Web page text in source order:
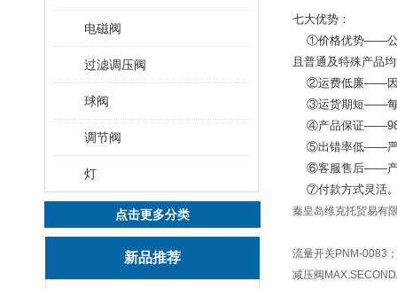
电磁阀
过滤调压阀
球阀
调节阀
灯
点击更多分类
新品推荐
七大优势：
①价格优势——公司
且普通及特殊产品
②运费低廉——因
③运货期短——每
④产品保证
⑤出错率低——严谨
⑥客服售后——产
⑦付款方式灵活
秦皇岛维克托贸易有
流量开关PNM-0083
减压阀